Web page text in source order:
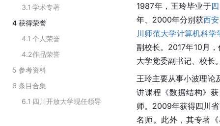
3.1 学术专著
4 获得荣誉
4.1 个人荣誉
4.2作品荣誉
5 参考资料
6 条目合集
6.1 四川开放大学现任领导
1987年，王玲毕业于
年、2000年分别获西
川师范大学计算机科学
副校长。2017年10月，
大学党委副书记、校长
王玲主要从事小波理论
讲课程《数据结构》获
师。2009年获得四川
名师。此外，其专著